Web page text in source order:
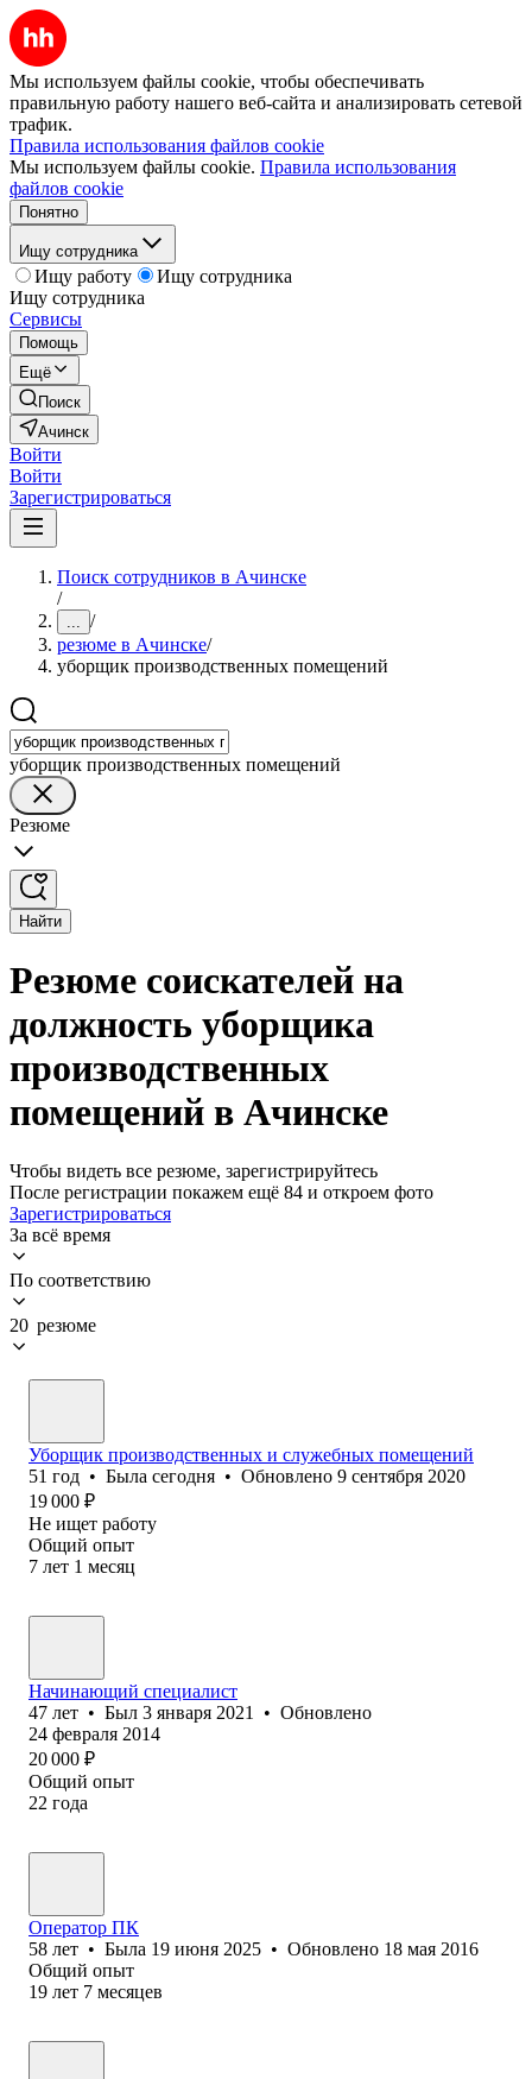
Мы используем файлы cookie, чтобы обеспечивать
правильную работу нашего веб-сайта и анализировать сетевой
трафик.
Правила использования файлов cookie
Мы используем файлы cookie. Правила использования
файлов cookie
Понятно
Ищу сотрудника
Ищу работу
Ищу сотрудника
Ищу сотрудника
Сервисы
Помощь
Ещё
Поиск
Ачинск
Войти
Войти
Зарегистрироваться
Поиск сотрудников в Ачинске
/
... /
резюме в Ачинске/
уборщик производственных помещений
уборщик производственных помещений
Резюме
Найти
Резюме соискателей на
должность уборщика
производственных
помещений в Ачинске
Чтобы видеть все резюме, зарегистрируйтесь
После регистрации покажем ещё 84 и откроем фото
Зарегистрироваться
За всё время
По соответствию
20 резюме
Уборщик производственных и служебных помещений
51 год • Была сегодня • Обновлено 9 сентября 2020
19 000 ₽
Не ищет работу
Общий опыт
7 лет 1 месяц
Начинающий специалист
47 лет • Был 3 января 2021 • Обновлено
24 февраля 2014
20 000 ₽
Общий опыт
22 года
Оператор ПК
58 лет • Была 19 июня 2025 • Обновлено 18 мая 2016
Общий опыт
19 лет 7 месяцев